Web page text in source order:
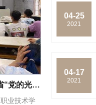
为献礼中国共产党成立100周年响应我省“党的光辉照我心”青年
业技术学
04-25
2021
04-17
2021